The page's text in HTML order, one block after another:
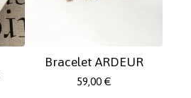
Bracelet ARDEUR
59,00 €